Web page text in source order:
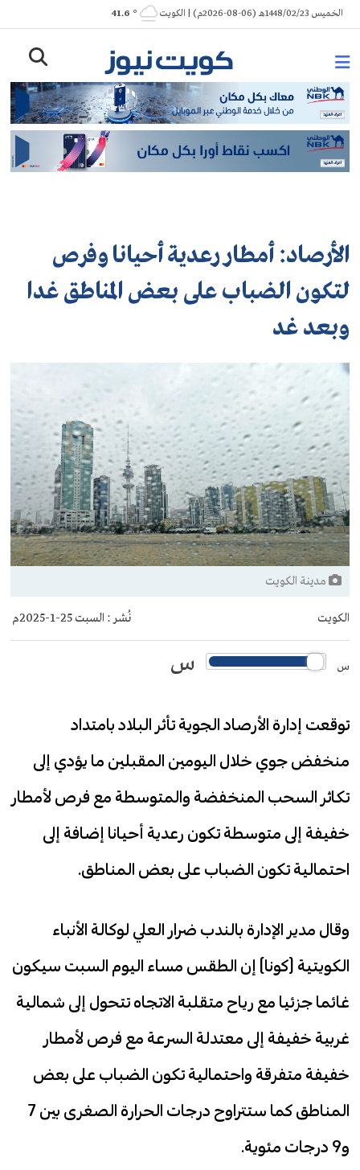
Skip
to
الخميس 1448/02/23هـ (06-08-2026م) | الكويت ° 41.6
الأرصاد: أمطار رعدية أحيانا وفرص
لتكون الضباب على بعض المناطق غدا
وبعد غد
مدينة الكويت
الكويت نُشر : السبت 25-1-2025م
س س
توقعت إدارة الأرصاد الجوية تأثر البلاد بامتداد
منخفض جوي خلال اليومين المقبلين ما يؤدي إلى
تكاثر السحب المنخفضة والمتوسطة مع فرص لأمطار
خفيفة إلى متوسطة تكون رعدية أحيانا إضافة إلى
احتمالية تكون الضباب على بعض المناطق.
وقال مدير الإدارة بالندب ضرار العلي لوكالة الأنباء
الكويتية (كونا) إن الطقس مساء اليوم السبت سيكون
غائما جزئيا مع رياح متقلبة الاتجاه تتحول إلى شمالية
غربية خفيفة إلى معتدلة السرعة مع فرص لأمطار
خفيفة متفرقة واحتمالية تكون الضباب على بعض
المناطق كما ستتراوح درجات الحرارة الصغرى بين 7
و9 درجات مئوية.